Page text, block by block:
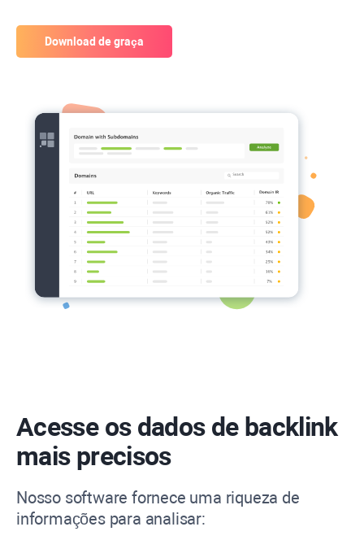
Download de graça
Acesse os dados de backlink
mais precisos
Nosso software fornece uma riqueza de
informações para analisar: